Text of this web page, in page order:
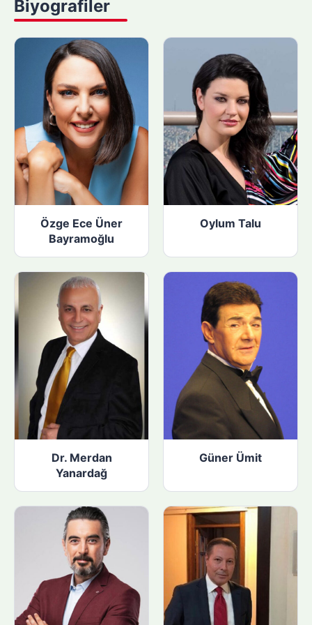
p
n
Biyografiler
Özge Ece Üner
Bayramoğlu
Oylum Talu
Dr. Merdan
Yanardağ
Güner Ümit